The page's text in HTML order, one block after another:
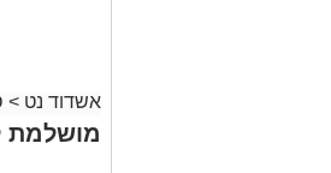
אשדוד נט >
מושלמת לחצי הגמר: